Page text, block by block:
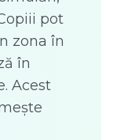
pot
zona în
în
Acest